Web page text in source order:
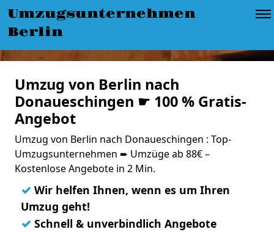
Umzugsunternehmen
Berlin
Umzug von Berlin nach
Donaueschingen ☛ 100 % Gratis-
Angebot
Umzug von Berlin nach Donaueschingen : Top-
Umzugsunternehmen ➨ Umzüge ab 88€ –
Kostenlose Angebote in 2 Min.
✓ Wir helfen Ihnen, wenn es um Ihren
Umzug geht!
✓ Schnell & unverbindlich Angebote